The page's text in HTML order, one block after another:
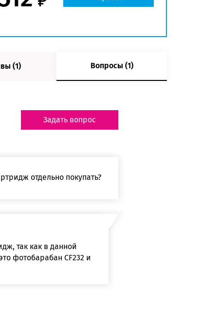
(1) Вопросы (1)
Задать вопрос
отдельно покупать?
так как в данной
фотобарабан CF232 и